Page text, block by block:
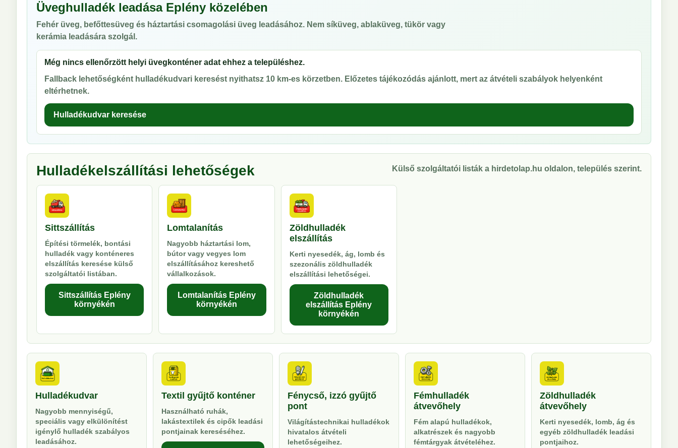
Üveghulladék leadása Eplény közelében
Fehér üveg, befőttesüveg és háztartási csomagolási üveg leadásához. Nem síküveg, ablaküveg, tükör vagy
kerámia leadására szolgál.
Még nincs ellenőrzött helyi üvegkonténer adat ehhez a településhez.
Fallback lehetőségként hulladékudvari keresést nyithatsz 10 km-es körzetben. Előzetes tájékozódás ajánlott, mert az átvételi szabályok helyenként
eltérhetnek.
Hulladékudvar keresése
Hulladékelszállítási lehetőségek Külső szolgáltatói listák a hirdetolap.hu oldalon, település szerint.
Sittszállítás
Építési törmelék, bontási
hulladék vagy konténeres
elszállítás keresése külső
szolgáltatói listában.
Sittszállítás Eplény
környékén
Lomtalanítás
Nagyobb háztartási lom,
bútor vagy vegyes lom
elszállításához kereshető
vállalkozások.
Lomtalanítás Eplény
környékén
Zöldhulladék
elszállítás
Kerti nyesedék, ág, lomb és
szezonális zöldhulladék
elszállítási lehetőségei.
Zöldhulladék
elszállítás Eplény
környékén
Hulladékudvar
Nagyobb mennyiségű,
speciális vagy elkülönítést
igénylő hulladék szabályos
leadásához.
Textil gyűjtő konténer
Használható ruhák,
lakástextilek és cipők leadási
pontjainak kereséséhez.
Fénycső, izzó gyűjtő
pont
Világítástechnikai hulladékok
hivatalos átvételi
lehetőségeihez.
Fémhulladék
átvevőhely
Fém alapú hulladékok,
alkatrészek és nagyobb
fémtárgyak átvételéhez.
Zöldhulladék
átvevőhely
Kerti nyesedék, lomb, ág és
egyéb zöldhulladék leadási
pontjaihoz.